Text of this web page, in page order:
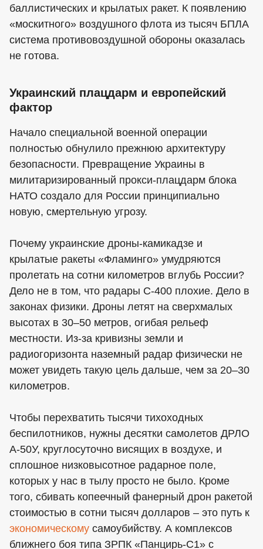
баллистических и крылатых ракет. К появлению
«москитного» воздушного флота из тысяч БПЛА
система противовоздушной обороны оказалась
не готова.
Украинский плацдарм и европейский
фактор
Начало специальной военной операции
полностью обнулило прежнюю архитектуру
безопасности. Превращение Украины в
милитаризированный прокси-плацдарм блока
НАТО создало для России принципиально
новую, смертельную угрозу.
Почему украинские дроны-камикадзе и
крылатые ракеты «Фламинго» умудряются
пролетать на сотни километров вглубь России?
Дело не в том, что радары С-400 плохие. Дело в
законах физики. Дроны летят на сверхмалых
высотах в 30–50 метров, огибая рельеф
местности. Из-за кривизны земли и
радиогоризонта наземный радар физически не
может увидеть такую цель дальше, чем за 20–30
километров.
Чтобы перехватить тысячи тихоходных
беспилотников, нужны десятки самолетов ДРЛО
А-50У, круглосуточно висящих в воздухе, и
сплошное низковысотное радарное поле,
которых у нас в тылу просто не было. Кроме
того, сбивать копеечный фанерный дрон ракетой
стоимостью в сотни тысяч долларов – это путь к
экономическому самоубийству. А комплексов
ближнего боя типа ЗРПК «Панцирь-С1» с